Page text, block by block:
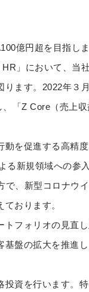
億円超を目指し
」において、当
ます。2022年３
「Z Core（売上
を促進する高精
る新規領域への参
、新型コロナウ
おります。
フォリオの見直
盤の拡大を推進
資を行います。特